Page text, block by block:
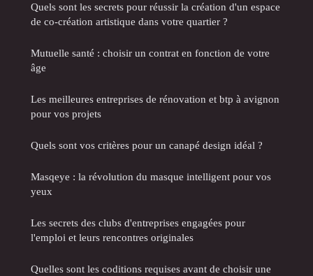
Quels sont les secrets pour réussir la création d'un espace
de co-création artistique dans votre quartier ?
Mutuelle santé : choisir un contrat en fonction de votre
âge
Les meilleures entreprises de rénovation et btp à avignon
pour vos projets
Quels sont vos critères pour un canapé design idéal ?
Masqeye : la révolution du masque intelligent pour vos
yeux
Les secrets des clubs d'entreprises engagées pour
l'emploi et leurs rencontres originales
Quelles sont les coditions requises avant de choisir une